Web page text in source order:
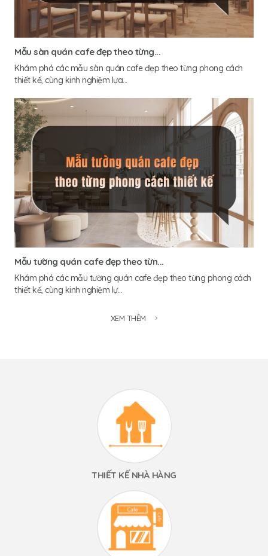
Mẫu sàn quán cafe đẹp theo từng...
Khám phá các mẫu sàn quán cafe đẹp theo từng phong cách
thiết kế, cùng kinh nghiệm lựa...
Mẫu tường quán cafe đẹp theo từn...
Khám phá các mẫu tường quán cafe đẹp theo từng phong cách
thiết kế, cùng kinh nghiệm lự...
XEM THÊM
THIẾT KẾ NHÀ HÀNG